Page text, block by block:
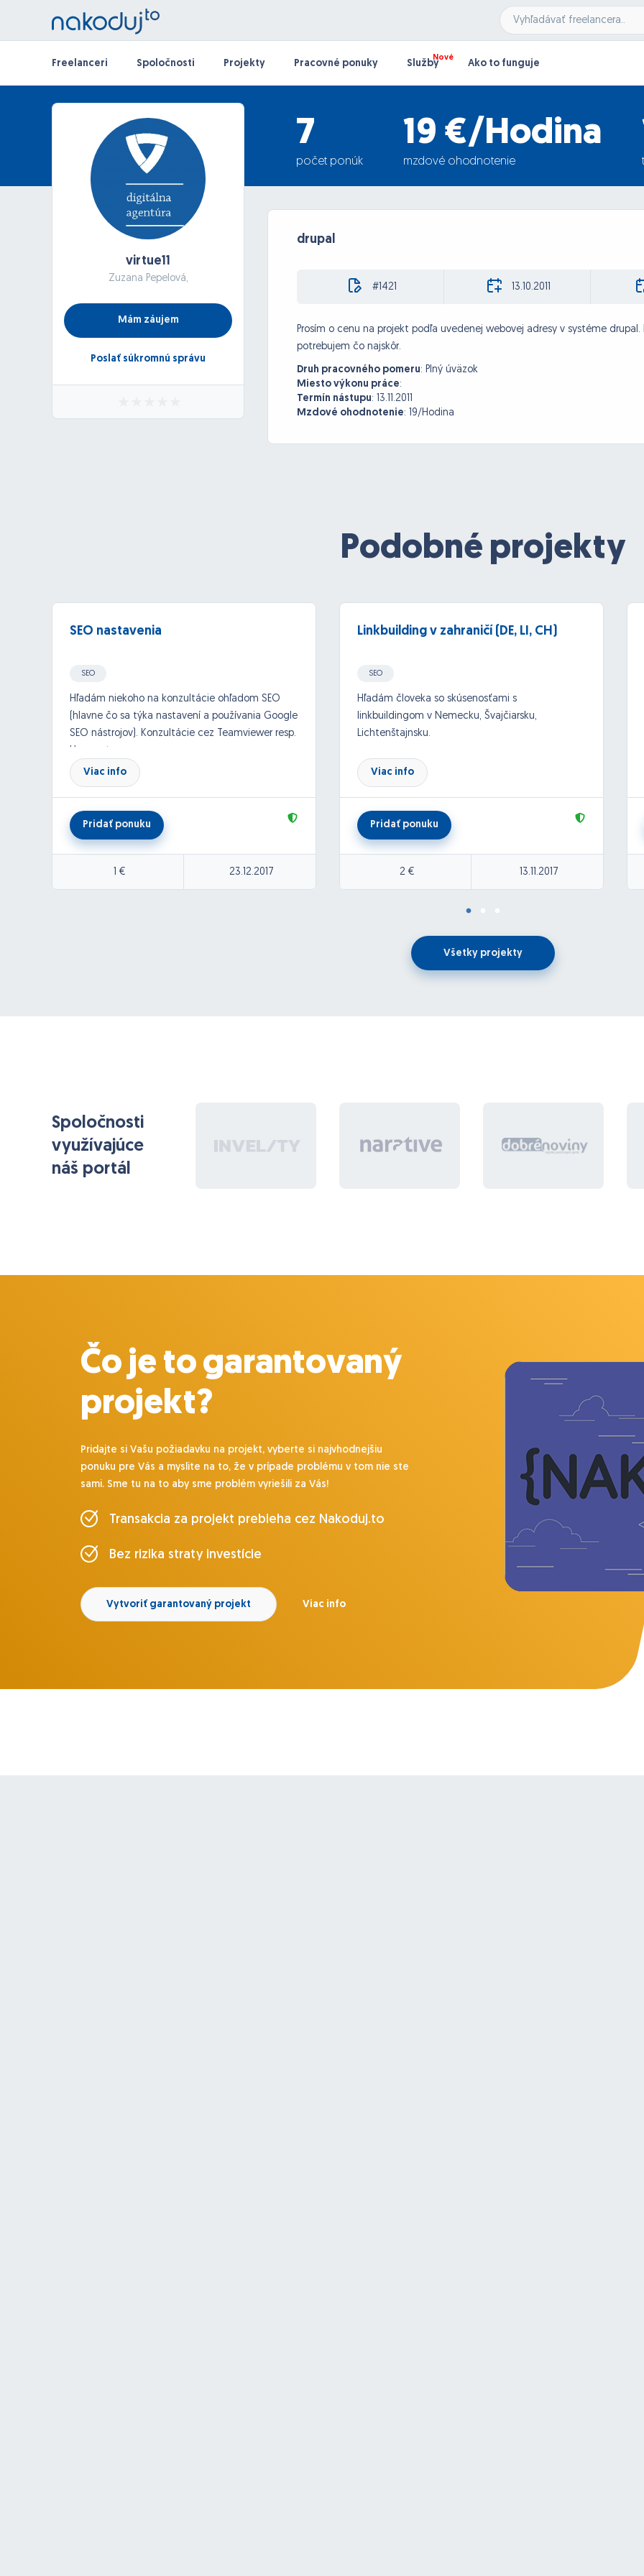
Freelanceri Spoločnosti Projekty Pracovné ponuky Služby Ako to funguje
7
počet ponúk
19 €/Hodina
mzdové ohodnotenie
virtue11
Zuzana Pepelová,
Mám záujem
Poslať súkromnú správu
drupal
#1421 13.10.2011
Prosím o cenu na projekt podľa uvedenej webovej adresy v systéme
potrebujem čo najskôr.
Druh pracovného pomeru: Plný úväzok
Miesto výkonu práce:
Termín nástupu: 13.11.2011
Mzdové ohodnotenie: 19/Hodina
Podobné projekty
SEO nastavenia
SEO
Hľadám niekoho na konzultácie ohľadom SEO
(hlavne čo sa týka nastavení a používania Google
SEO nástrojov). Konzultácie cez Teamviewer resp.
Viac info
Pridať ponuku
1 € 23.12.2017
Linkbuilding v zahraničí (DE, LI, CH)
SEO
Hľadám človeka so skúsenosťami s
linkbuildingom v Nemecku, Švajčiarsku,
Lichtenštajnsku.
Nehľadám hromadné registrácie do katalógov.
Ďakujem
Viac info
Pridať ponuku
2 € 13.11.2017
Všetky projekty
Spoločnosti
využívajúce
náš portál
Čo je to garantovaný
projekt?
Pridajte si Vašu požiadavku na projekt, vyberte si najvhodnejšiu
ponuku pre Vás a myslite na to, že v prípade problému v tom nie ste
sami. Sme tu na to aby sme problém vyriešili za Vás!
Transakcia za projekt prebieha cez Nakoduj.to
Bez rizika straty investície
Vytvoriť garantovaný projekt Viac info